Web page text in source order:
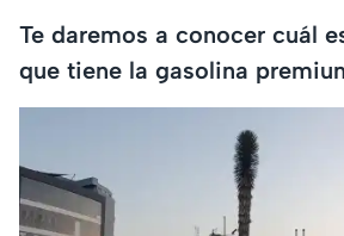
Te daremos a conocer cuál
que tiene la gasolina